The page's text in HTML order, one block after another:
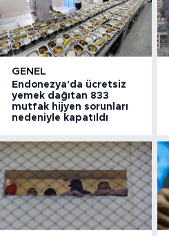
GENEL
Endonezya'da ücretsiz
yemek dağıtan 833
mutfak hijyen sorunları
nedeniyle kapatıldı